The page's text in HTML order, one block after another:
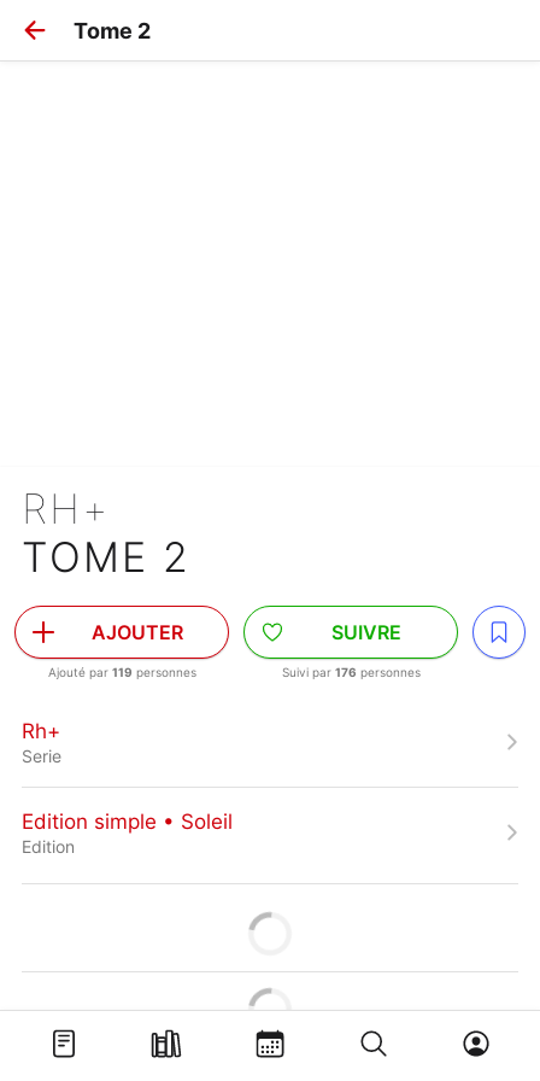
Tome 2
RH+
TOME 2
AJOUTER
Ajouté par 119 personnes
SUIVRE
Suivi par 176 personnes
Rh+
Serie
Edition simple • Soleil
Edition